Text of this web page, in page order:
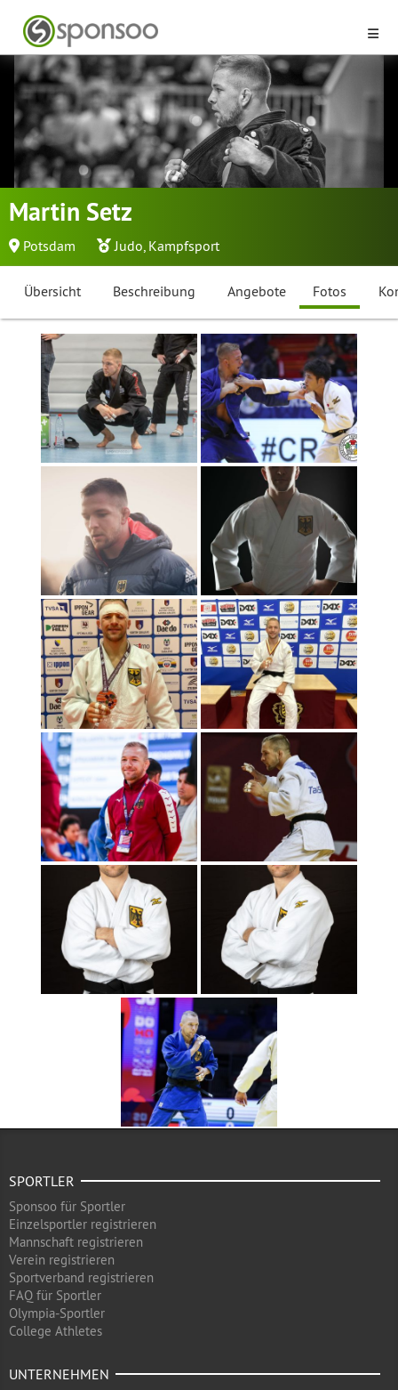
Martin Setz
Potsdam Judo, Kampfsport
Übersicht Beschreibung Angebote Fotos
SPORTLER
Sponsoo für Sportler
Einzelsportler registrieren
Mannschaft registrieren
Verein registrieren
Sportverband registrieren
FAQ für Sportler
Olympia-Sportler
College Athletes
UNTERNEHMEN